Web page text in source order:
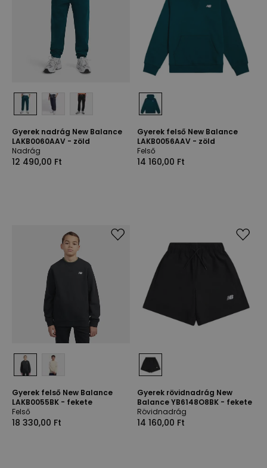
Gyerek nadrág New Balance
LAKB0060AAV - zöld
Nadrág
12 490,00 Ft
Gyerek felső New Balance
LAKB0056AAV - zöld
Felső
14 160,00 Ft
Gyerek felső New Balance
LAKB0055BK - fekete
Felső
18 330,00 Ft
Gyerek rövidnadrág New
Balance YB6148O8BK - fekete
Rövidnadrág
14 160,00 Ft